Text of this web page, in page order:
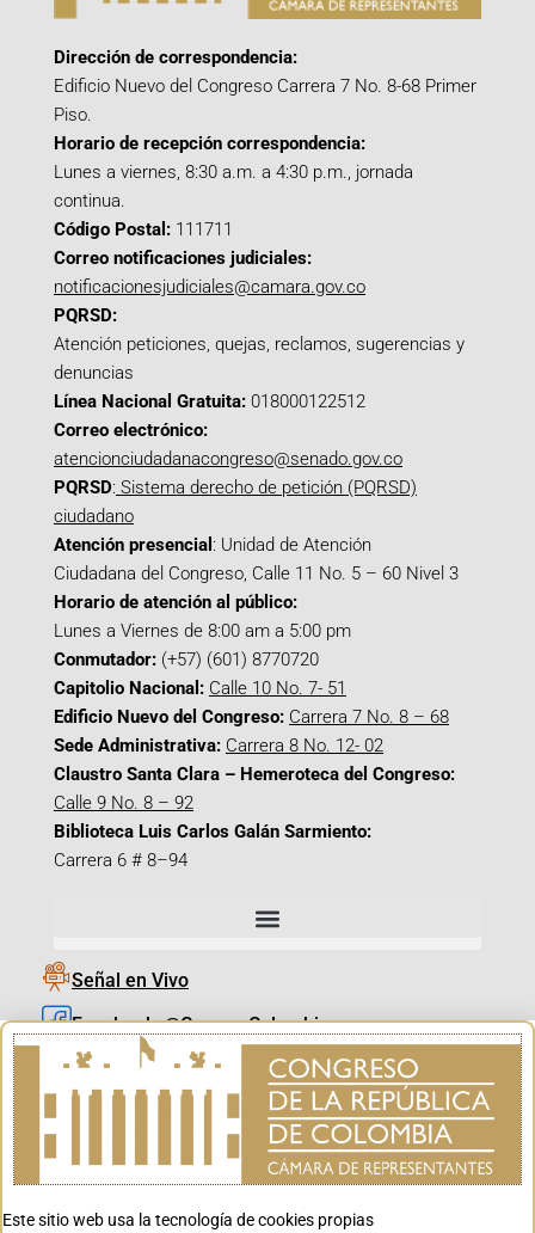
Dirección de correspondencia:
Edificio Nuevo del Congreso Carrera 7 No. 8-68 Primer
Piso.
Horario de recepción correspondencia:
Lunes a viernes, 8:30 a.m. a 4:30 p.m., jornada
continua.
Código Postal: 111711
Correo notificaciones judiciales:
notificacionesjudiciales@camara.gov.co
PQRSD:
Atención peticiones, quejas, reclamos, sugerencias y
denuncias
Línea Nacional Gratuita: 018000122512
Correo electrónico:
atencionciudadanacongreso@senado.gov.co
PQRSD: Sistema derecho de petición (PQRSD)
ciudadano
Atención presencial : Unidad de Atención
Ciudadana del Congreso, Calle 11 No. 5 – 60 Nivel 3
Horario de atención al público:
Lunes a Viernes de 8:00 am a 5:00 pm
Conmutador: (+57) (601) 8770720
Capitolio Nacional: Calle 10 No. 7- 51
Edificio Nuevo del Congreso: Carrera 7 No. 8 – 68
Sede Administrativa: Carrera 8 No. 12- 02
Claustro Santa Clara – Hemeroteca del Congreso:
Calle 9 No. 8 – 92
Biblioteca Luis Carlos Galán Sarmiento:
Carrera 6 # 8–94
Señal en Vivo
Facebook_@CamaraColombia
Instagram_@CamaraColombia
X_@CamaraColombia
Youtube_@CamaraColombia
Este sitio web usa la tecnología de cookies propias